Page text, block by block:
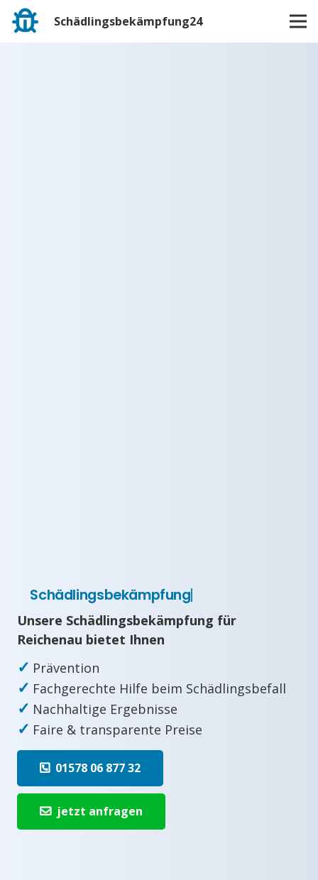
Schädlingsbekämpfung24
Schädlingsbekämpfung
Unsere Schädlingsbekämpfung für
Reichenau bietet Ihnen
✓ Prävention
✓ Fachgerechte Hilfe beim Schädlingsbefall
✓ Nachhaltige Ergebnisse
✓ Faire & transparente Preise
01578 06 877 32
jetzt anfragen